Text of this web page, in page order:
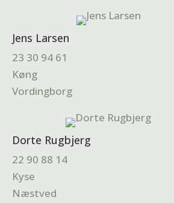
Jens Larsen
23 30 94 61
Køng
Vordingborg
Dorte Rugbjerg
22 90 88 14
Kyse
Næstved